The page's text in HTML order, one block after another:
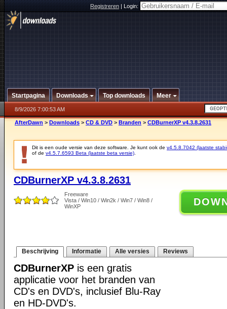
Registreren|Login:
Startpagina Downloads Top downloads Meer
8/9/2026 7:00:53 AM
AfterDawn > Downloads > CD & DVD > Branden > CDBurnerXP v4.3.8.2631
Dit is een oude versie van deze software. Je kunt ook de v4.5.8.7042 (laatste
of de v4.5.7.6593 Beta (laatste beta versie)
CDBurnerXP v4.3.8.2631
Freeware
Vista / Win10 / Win2k / Win7 / Win8 /
WinXP
Beschrijving Informatie Alle versies Reviews
CDBurnerXP is een gratis
applicatie voor het branden van
CD's en DVD's, inclusief Blu-Ray
en HD-DVD's.